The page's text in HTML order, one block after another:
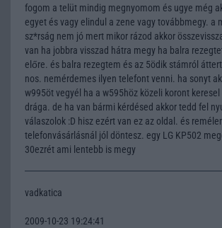
fogom a telüt mindig megnyomom és ugye még
egyet és vagy elindul a zene vagy továbbmegy. a
sz*rság nem jó mert mikor rázod akkor
van ha jobbra visszad hátra megy ha balra
előre. és balra rezegtem és az 5ödik stámról
nos. nemérdemes ilyen telefont venni. ha sonyt
w995öt vegyél ha a w595höz közeli koront
drága. de ha van bármi kérdésed akkor tedd fel
válaszolok :D hisz ezért van ez az oldal. és
telefonvásárlásnál jól döntesz. egy LG KP502
30ezrét ami lentebb is megy
vadkatica
2009-10-23 19:24:41